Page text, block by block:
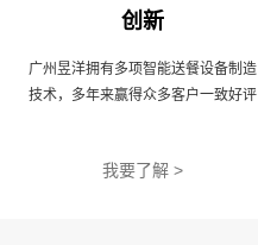
创新
广州昱洋拥有多项智能送餐设备制造
技术，多年来赢得众多客户一致好评
我要了解 >